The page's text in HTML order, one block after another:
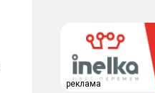
реклама